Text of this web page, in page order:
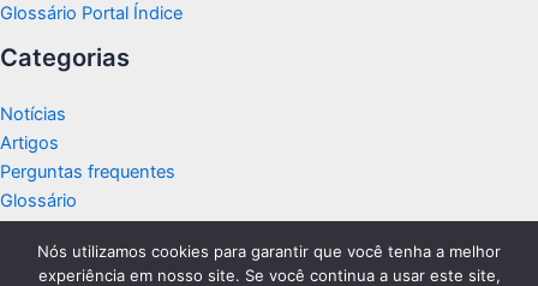
Glossário Portal Índice
Categorias
Notícias
Artigos
Perguntas frequentes
Glossário
Nós utilizamos cookies para garantir que você tenha a melhor
experiência em nosso site. Se você continua a usar este site,